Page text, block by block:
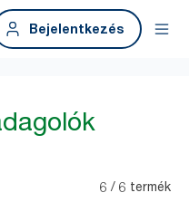
Bejelentkezés
6 / 6 termék